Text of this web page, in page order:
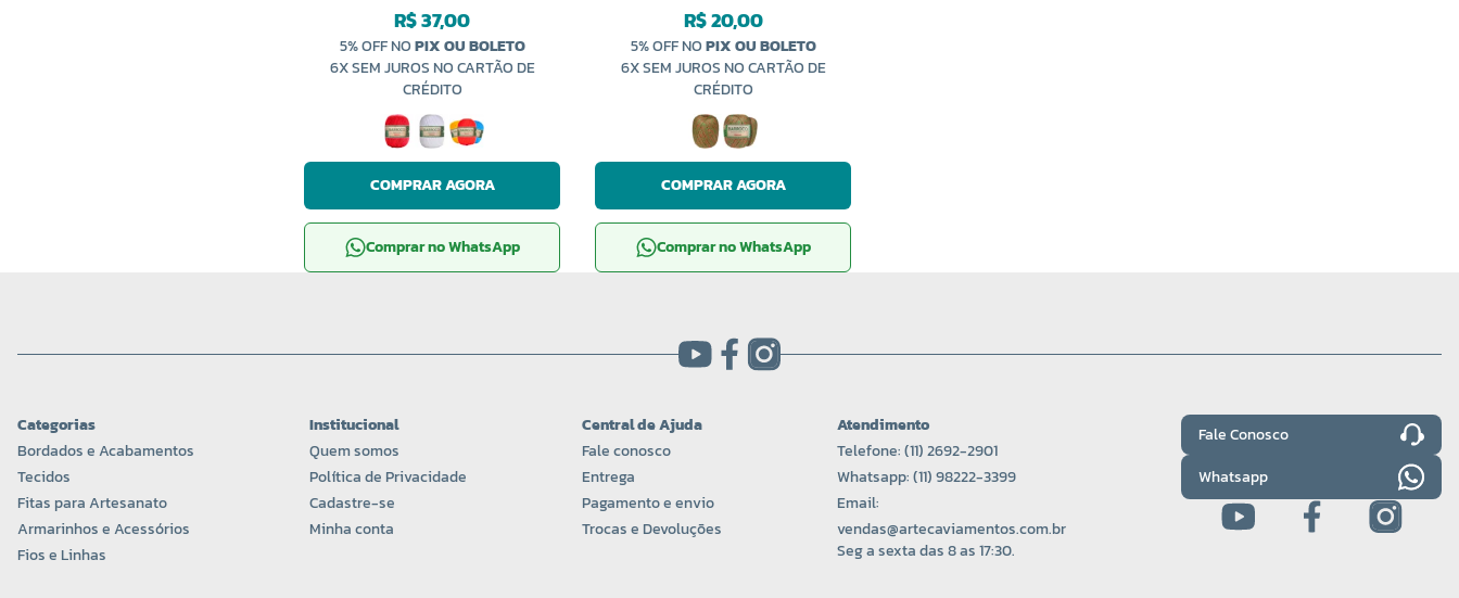
R$ 37,00
5% OFF NOPIX OU BOLETO
6X SEM JUROS NO CARTÃO DE
CRÉDITO
COMPRAR AGORA
Comprar no WhatsApp
R$ 20,00
5% OFF NOPIX OU BOLETO
6X SEM JUROS NO CARTÃO DE
CRÉDITO
COMPRAR AGORA
Comprar no WhatsApp
Categorias
Bordados e Acabamentos
Tecidos
Fitas para Artesanato
Armarinhos e Acessórios
Fios e Linhas
Institucional
Quem somos
Política de Privacidade
Cadastre-se
Minha conta
Central de Ajuda
Fale conosco
Entrega
Pagamento e envio
Trocas e Devoluções
Atendimento
Telefone: (11) 2692-2901
Whatsapp: (11) 98222-3399
Email:
vendas@artecaviamentos.com.br
Seg a sexta das 8 as 17:30.
Fale Conosco
Whatsapp